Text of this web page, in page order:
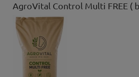
AgroVital Control Multi FREE (